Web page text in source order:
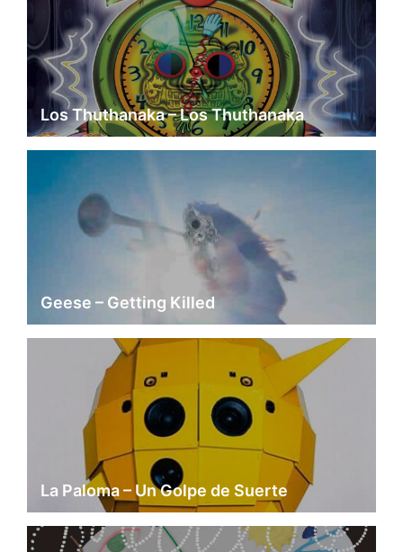
Los Thuthanaka – Los Thuthanaka
Geese – Getting Killed
La Paloma – Un Golpe de Suerte